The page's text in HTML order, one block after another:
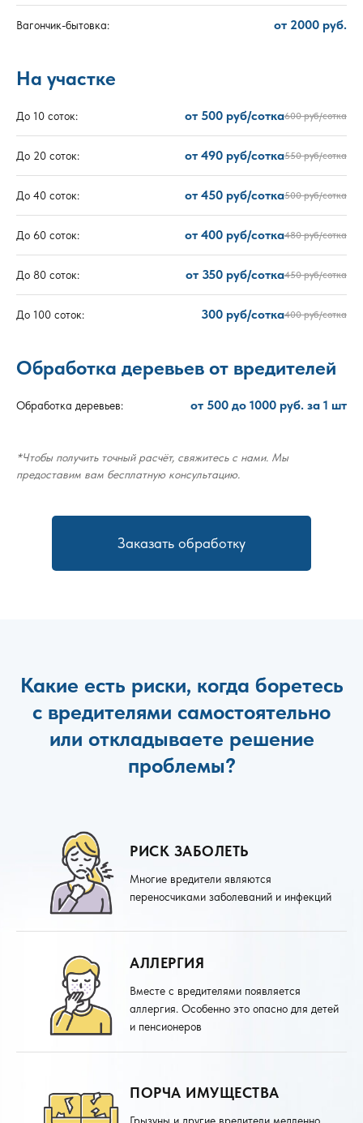
Вагончик-бытовка: от 2000 руб.
На участке
До 10 соток: от 500 руб/сотка600 руб/сотка
До 20 соток: от 490 руб/сотка550 руб/сотка
До 40 соток: от 450 руб/сотка500 руб/сотка
До 60 соток: от 400 руб/сотка480 руб/сотка
До 80 соток: от 350 руб/сотка450 руб/сотка
До 100 соток: 300 руб/сотка400 руб/сотка
Обработка деревьев от вредителей
Обработка деревьев: от 500 до 1000 руб. за 1 шт
*Чтобы получить точный расчёт, свяжитесь с нами. Мы
предоставим вам бесплатную консультацию.
Заказать обработку
Какие есть риски, когда боретесь
с вредителями самостоятельно
или откладываете решение
проблемы?
РИСК ЗАБОЛЕТЬ
Многие вредители являются
переносчиками заболеваний и инфекций
АЛЛЕРГИЯ
Вместе с вредителями появляется
аллергия. Особенно это опасно для детей
и пенсионеров
ПОРЧА ИМУЩЕСТВА